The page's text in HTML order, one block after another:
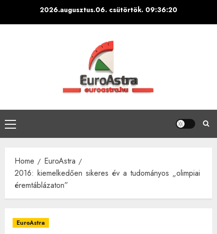
2026.augusztus.06. csütörtök.09:36:21
Primary
Menu
Home
EuroAstra
2016: kiemelkedően sikeres év a tudományos „olimpiai
éremtáblázaton”
EuroAstra